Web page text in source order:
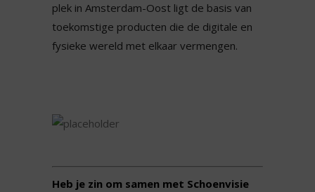
plek in Amsterdam-Oost ligt de basis van
toekomstige producten die de digitale en
fysieke wereld met elkaar vermengen.
Heb je zin om samen met Schoenvisie